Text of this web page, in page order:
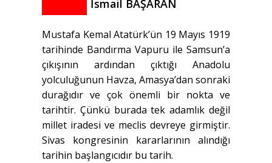
İsmail BAŞARAN
Mustafa Kemal Atatürk’ün 19 Mayıs 1919
tarihinde Bandırma Vapuru ile Samsun’a
çıkışının ardından çıktığı Anadolu
yolculuğunun Havza, Amasya’dan sonraki
durağıdır ve çok önemli bir nokta ve
tarihtir. Çünkü burada tek adamlık değil
millet iradesi ve meclis devreye girmiştir.
Sivas kongresinin kararlarının alındığı
tarihin başlangıcıdır bu tarih.